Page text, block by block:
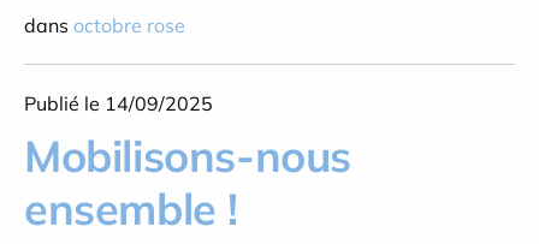
dans octobre rose
Publié le 14/09/2025
Mobilisons-nous
ensemble !